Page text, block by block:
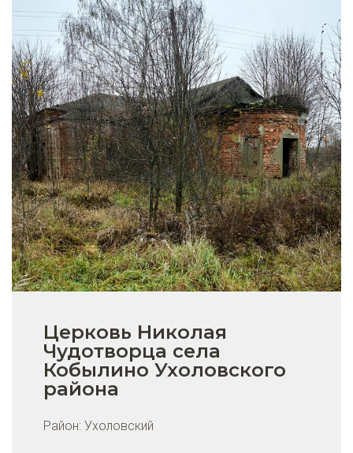
Церковь Николая
Чудотворца села
Кобылино Ухоловского
района
Район: Ухоловский